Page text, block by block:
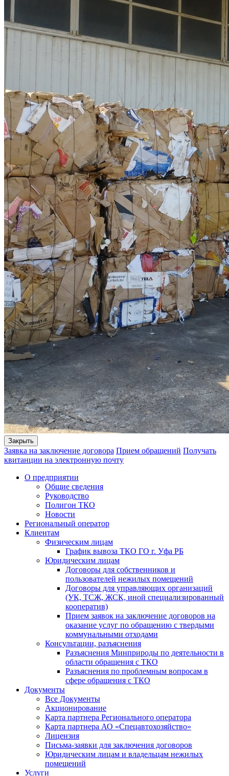
Закрыть
Заявка на заключение договора Прием обращений Получать
квитанции на электронную почту
О предприятии
Общие сведения
Руководство
Полигон ТКО
Новости
Региональный оператор
Клиентам
Физическим лицам
График вывоза ТКО ГО г. Уфа РБ
Юридическим лицам
Договоры для собственников и
пользователей нежилых помещений
Договоры для управляющих организаций
(УК, ТСЖ, ЖСК, иной специализированный
кооператив)
Прием заявок на заключение договоров на
оказание услуг по обращению с твердыми
коммунальными отходами
Консультации, разъяснения
Разъяснения Минприроды по деятельности в
области обращения с ТКО
Разъяснения по проблемным вопросам в
сфере обращения с ТКО
Документы
Все Документы
Акционирование
Карта партнера Регионального оператора
Карта партнера АО «Спецавтохозяйство»
Лицензия
Письма-заявки для заключения договоров
Юридическим лицам и владельцам нежилых
помещений
Услуги